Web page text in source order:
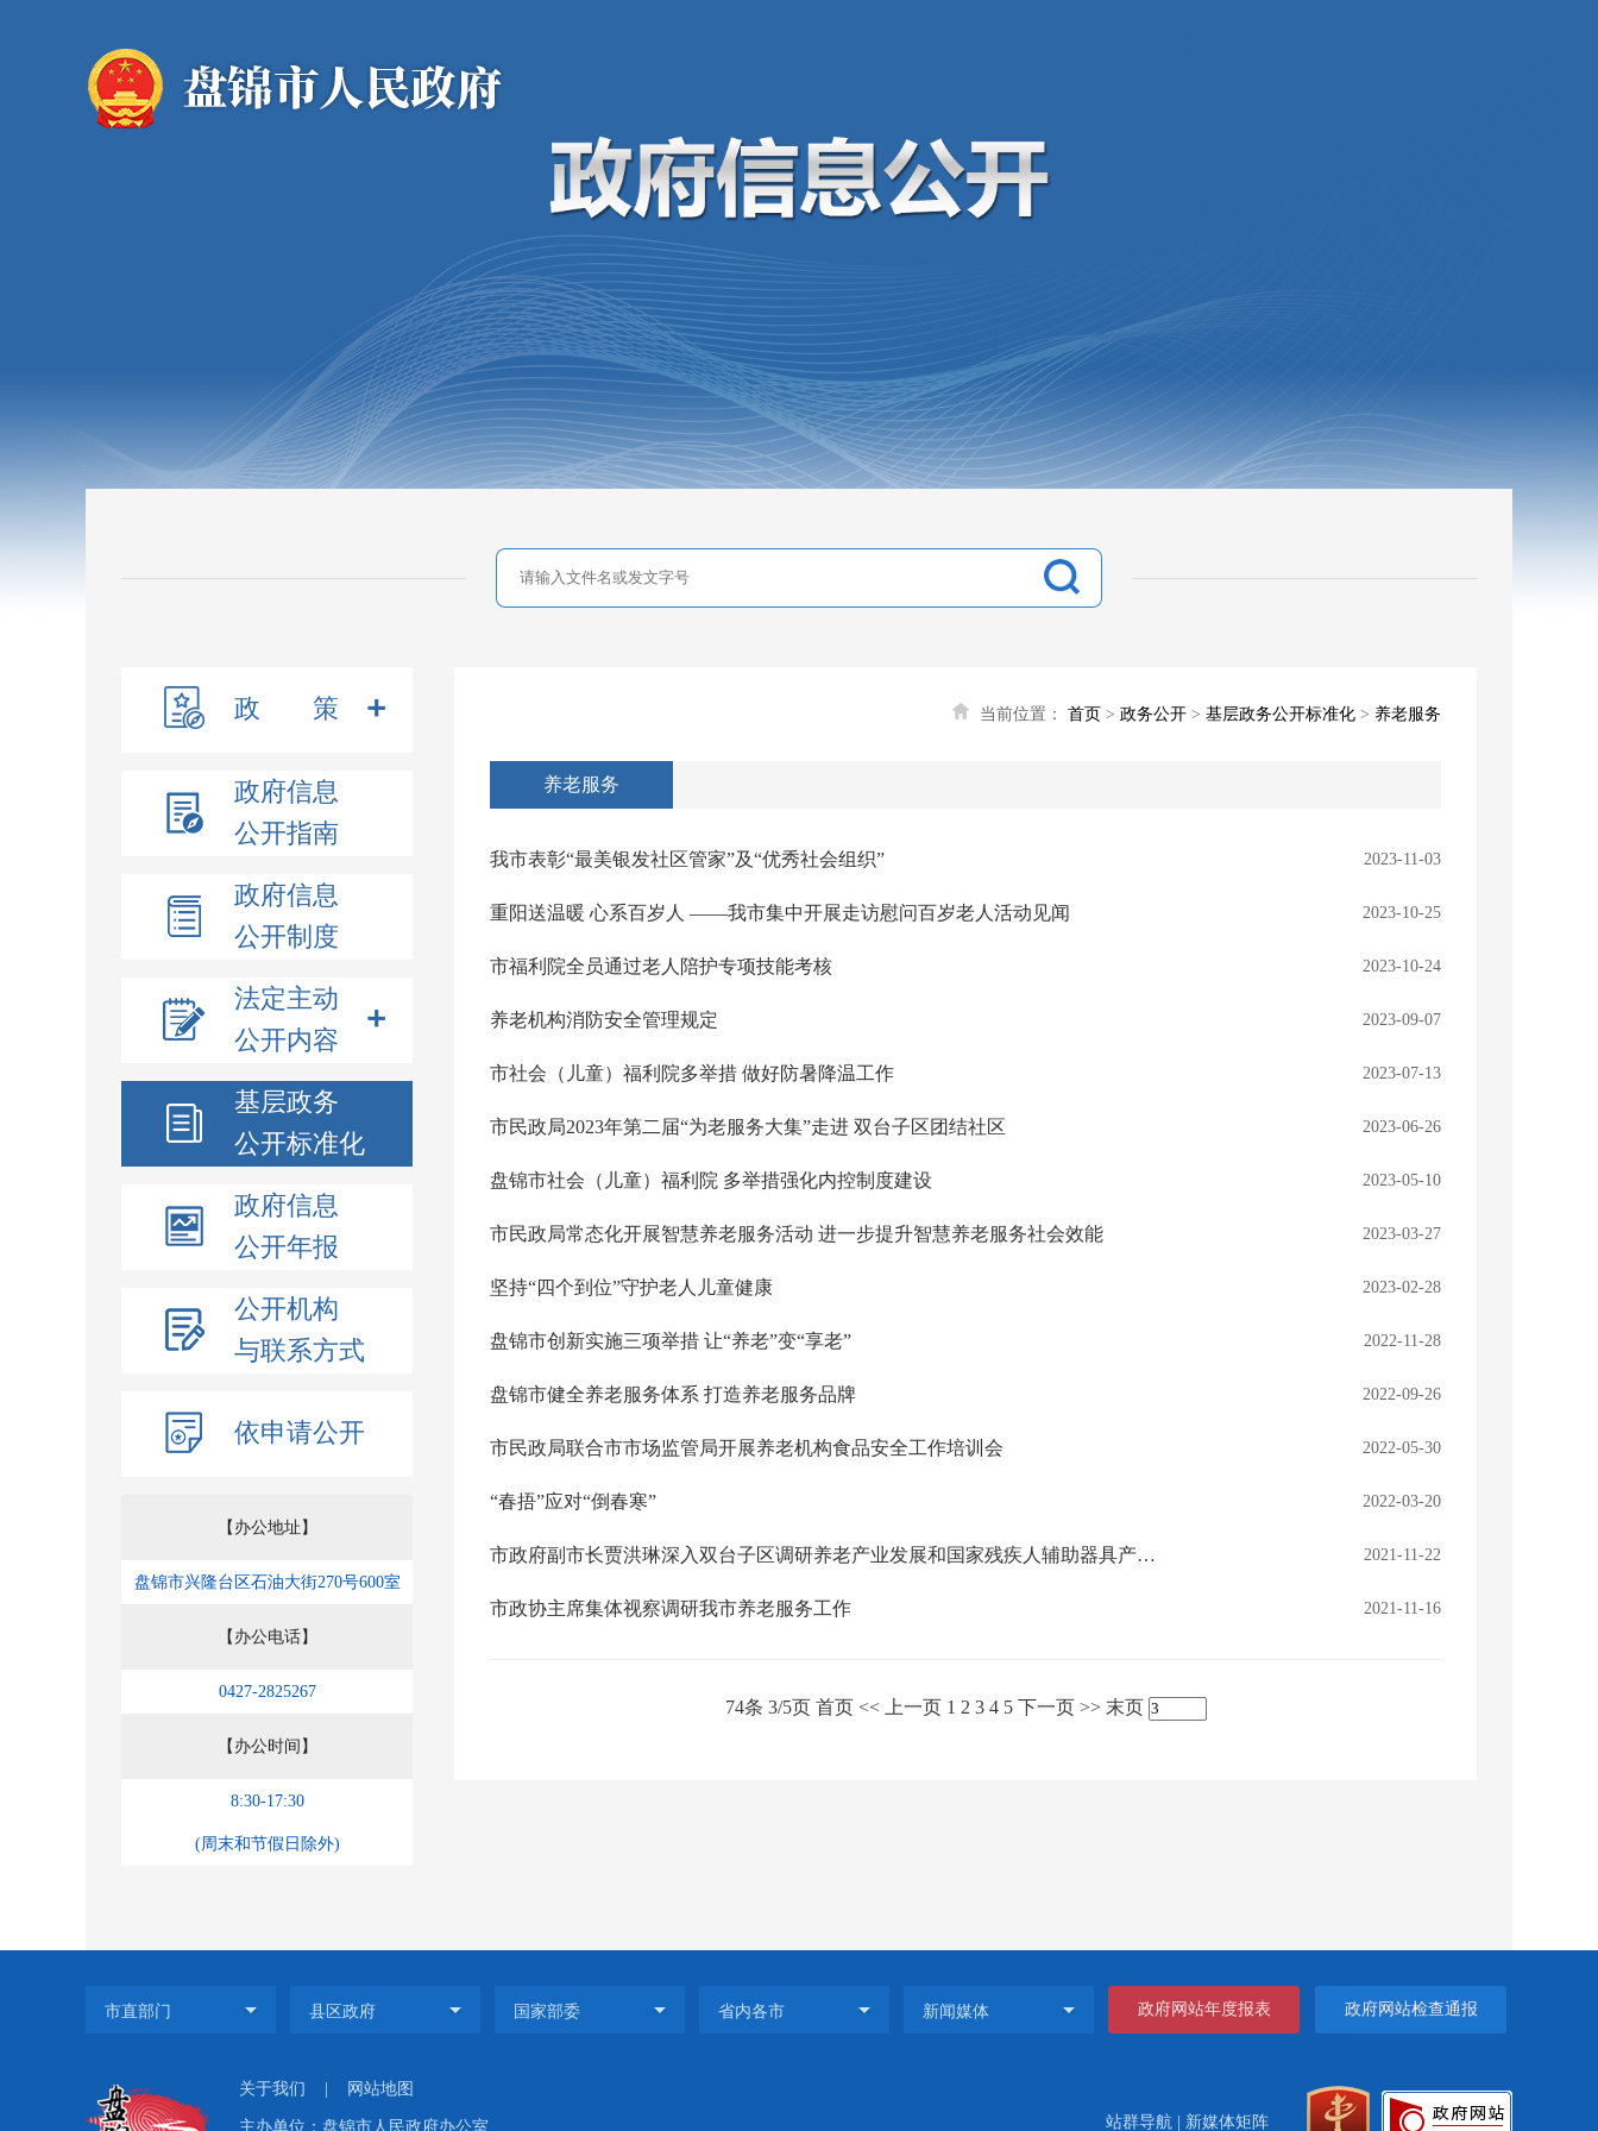
政 策
政府信息
公开指南
政府信息
公开制度
法定主动
公开内容
基层政务
公开标准化
政府信息
公开年报
公开机构
与联系方式
依申请公开
【办公地址】
盘锦市兴隆台区石油大街270号600室
【办公电话】
0427-2825267
【办公时间】
8:30-17:30
(周末和节假日除外)
当前位置： 首页 > 政务公开 > 基层政务公开标准化 > 养老服务
养老服务
我市表彰“最美银发社区管家”及“优秀社会组织” 2023-11-03
重阳送温暖 心系百岁人 ——我市集中开展走访慰问百岁老人活动见闻 2023-10-25
市福利院全员通过老人陪护专项技能考核 2023-10-24
养老机构消防安全管理规定 2023-09-07
市社会（儿童）福利院多举措 做好防暑降温工作 2023-07-13
市民政局2023年第二届“为老服务大集”走进 双台子区团结社区 2023-06-26
盘锦市社会（儿童）福利院 多举措强化内控制度建设 2023-05-10
市民政局常态化开展智慧养老服务活动 进一步提升智慧养老服务社会效能 2023-03-27
坚持“四个到位”守护老人儿童健康 2023-02-28
盘锦市创新实施三项举措 让“养老”变“享老” 2022-11-28
盘锦市健全养老服务体系 打造养老服务品牌 2022-09-26
市民政局联合市市场监管局开展养老机构食品安全工作培训会 2022-05-30
“春捂”应对“倒春寒” 2022-03-20
市政府副市长贾洪琳深入双台子区调研养老产业发展和国家残疾人辅助器具产业综合创新试点推进情况 2021-11-22
市政协主席集体视察调研我市养老服务工作 2021-11-16
74条 3/5页 首页 << 上一页 1 2 3 4 5 下一页 >> 末页
政府网站年度报表 政府网站检查通报
关于我们 网站地图
主办单位：盘锦市人民政府办公室 站群导航 新媒体矩阵